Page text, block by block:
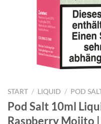
START / LIQUID / POD
Pod Salt 10ml
Raspberry Mojito